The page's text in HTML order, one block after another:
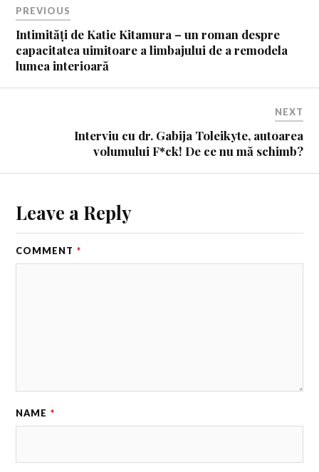
PREVIOUS
Intimități de Katie Kitamura – un roman despre
capacitatea uimitoare a limbajului de a remodela
lumea interioară
NEXT
Interviu cu dr. Gabija Toleikyte, autoarea
volumului F*ck! De ce nu mă schimb?
Leave a Reply
COMMENT *
NAME *